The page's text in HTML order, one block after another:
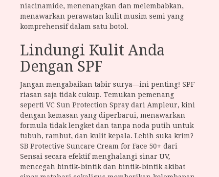
niacinamide, menenangkan dan melembabkan,
menawarkan perawatan kulit musim semi yang
komprehensif dalam satu botol.
Lindungi Kulit Anda
Dengan SPF
Jangan mengabaikan tabir surya—ini penting! SPF
riasan saja tidak cukup. Temukan pemenang
seperti VC Sun Protection Spray dari Ampleur, kini
dengan kemasan yang diperbarui, menawarkan
formula tidak lengket dan tanpa noda putih untuk
tubuh, rambut, dan kulit kepala. Lebih suka krim?
SB Protective Suncare Cream for Face 50+ dari
Sensai secara efektif menghalangi sinar UV,
mencegah bintik-bintik dan bintik-bintik akibat